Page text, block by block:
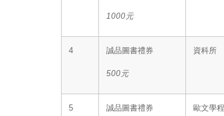
1000 元
4 誠品圖書禮券
500 元
資科所
5 誠品圖書禮券 歐文學程